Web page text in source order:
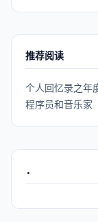
推荐阅读
个人回忆录之年
程序员和音乐家
.